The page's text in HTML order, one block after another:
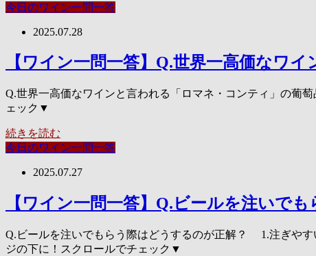
今日のワイン一問一答
2025.07.28
【ワイン一問一答】Q.世界一高価なワ
Q.世界一高価なワインと言われる「ロマネ・コンティ」の
ェック▼
続きを読む
今日のワイン一問一答
2025.07.27
【ワイン一問一答】Q.ビールを注いで
Q.ビールを注いでもらう際はどうするのが正解？ 1.注ぎや
ジの下に！スクロールでチェック▼